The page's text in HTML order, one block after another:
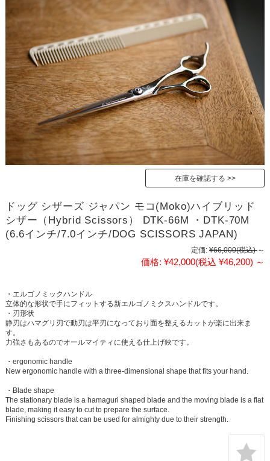
在庫を確認する
ドッグ シザーズ ジャパン モコ(Moko)ハイブリッド
シザー（Hybrid Scissors） DTK-66M ・DTK-70M
(6.6インチ/7.0インチ/DOG SCISSORS JAPAN)
定価: ¥66,000(税込) ～
価格: ¥42,000(税込 ¥46,200) ～
・エルゴノミックハンドル
立体的な形状で手にフィットする新エルゴノミクスハンドルです。
・刃形状
静刃はハマグリ刃で動刃は平刃になっており面を整えるカットが楽に出来ま
す。
力強さもあるのでオールマイティに使える仕上げ鋏です。
・ergonomic handle
New ergonomic handle with a three-dimensional shape that fits your hand.
・Blade shape
The stationary blade is a hamaguri shaped blade and the moving blade is a flat
blade, making it easy to cut to prepare the surface.
Finishing scissors that can be used for almighty due to their strength.